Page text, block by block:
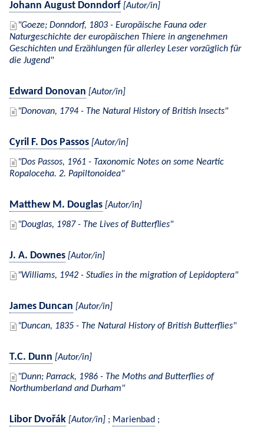
Johann August Donndorf [Autor/in]
Goeze; Donndorf, 1803 - Europäische Fauna oder
Naturgeschichte der europäischen Thiere in angenehmen
Geschichten und Erzählungen für allerley Leser vorzüglich für
die Jugend
Edward Donovan [Autor/in]
Donovan, 1794 - The Natural History of British Insects
Cyril F. Dos Passos [Autor/in]
Dos Passos, 1961 - Taxonomic Notes on some Neartic
Ropaloceha. 2. Papiltonoidea
Matthew M. Douglas [Autor/in]
Douglas, 1987 - The Lives of Butterflies
J. A. Downes [Autor/in]
Williams, 1942 - Studies in the migration of Lepidoptera
James Duncan [Autor/in]
Duncan, 1835 - The Natural History of British Butterflies
T.C. Dunn [Autor/in]
Dunn; Parrack, 1986 - The Moths and Butterflies of
Northumberland and Durham
Libor Dvořák [Autor/in] ; Marienbad ;